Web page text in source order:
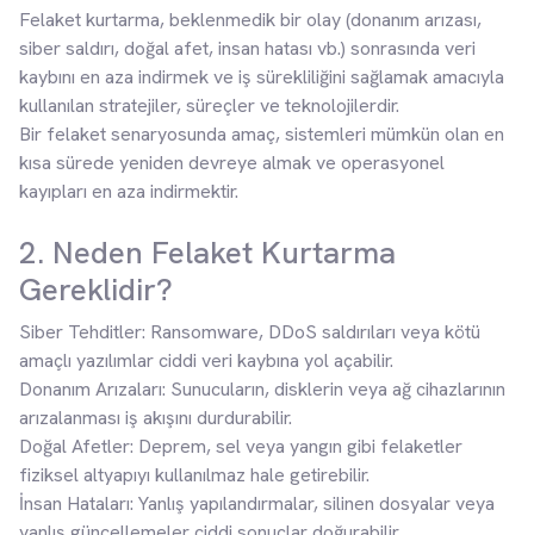
Felaket kurtarma, beklenmedik bir olay (donanım arızası,
siber saldırı, doğal afet, insan hatası vb.) sonrasında veri
kaybını en aza indirmek ve iş sürekliliğini sağlamak amacıyla
kullanılan stratejiler, süreçler ve teknolojilerdir.
Bir felaket senaryosunda amaç, sistemleri mümkün olan en
kısa sürede yeniden devreye almak ve operasyonel
kayıpları en aza indirmektir.
2. Neden Felaket Kurtarma
Gereklidir?
Siber Tehditler: Ransomware, DDoS saldırıları veya kötü
amaçlı yazılımlar ciddi veri kaybına yol açabilir.
Donanım Arızaları: Sunucuların, disklerin veya ağ cihazlarının
arızalanması iş akışını durdurabilir.
Doğal Afetler: Deprem, sel veya yangın gibi felaketler
fiziksel altyapıyı kullanılmaz hale getirebilir.
İnsan Hataları: Yanlış yapılandırmalar, silinen dosyalar veya